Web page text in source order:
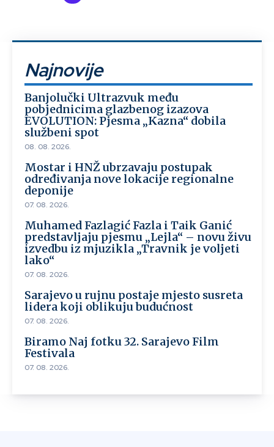
Najnovije
Banjolučki Ultrazvuk među
pobjednicima glazbenog izazova
EVOLUTION: Pjesma „Kazna“ dobila
službeni spot
08. 08. 2026.
Mostar i HNŽ ubrzavaju postupak
određivanja nove lokacije regionalne
deponije
07. 08. 2026.
Muhamed Fazlagić Fazla i Taik Ganić
predstavljaju pjesmu „Lejla“ – novu živu
izvedbu iz mjuzikla „Travnik je voljeti
lako“
07. 08. 2026.
Sarajevo u rujnu postaje mjesto susreta
lidera koji oblikuju budućnost
07. 08. 2026.
Biramo Naj fotku 32. Sarajevo Film
Festivala
07. 08. 2026.